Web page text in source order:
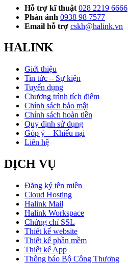
Hỗ trợ kĩ thuật 028 2219 6666
Phản ánh 0938 98 7577
Email hỗ trợ cskh@halink.vn
HALINK
Giới thiệu
Tin tức – Sự kiện
Tuyển dụng
Chương trình tích điểm
Chính sách bảo mật
Chính sách hoàn tiền
Quy định sử dụng
Góp ý – Khiếu nại
Liên hệ
DỊCH VỤ
Đăng ký tên miền
Cloud Hosting
Halink Mail
Halink Workspace
Chứng chỉ SSL
Thiết kế website
Thiết kế phần mềm
Thiết kế App
Thông báo Bộ Công Thương